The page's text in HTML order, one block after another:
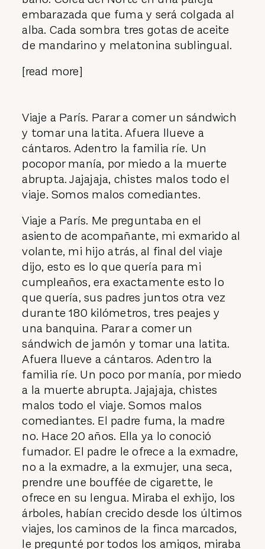
embarazada que fuma y será colgada al
alba. Cada sombra tres gotas de aceite
de mandarino y melatonina sublingual.
[read more]
Viaje a París. Parar a comer un sándwich
y tomar una latita. Afuera llueve a
cántaros. Adentro la familia ríe. Un
pocopor manía, por miedo a la muerte
abrupta. Jajajaja, chistes malos todo el
viaje. Somos malos comediantes.
Viaje a París. Me preguntaba en el
asiento de acompañante, mi exmarido al
volante, mi hijo atrás, al final del viaje
dijo, esto es lo que quería para mi
cumpleaños, era exactamente esto lo
que quería, sus padres juntos otra vez
durante 180 kilómetros, tres peajes y
una banquina. Parar a comer un
sándwich de jamón y tomar una latita.
Afuera llueve a cántaros. Adentro la
familia ríe. Un poco por manía, por miedo
a la muerte abrupta. Jajajaja, chistes
malos todo el viaje. Somos malos
comediantes. El padre fuma, la madre
no. Hace 20 años. Ella ya lo conoció
fumador. El padre le ofrece a la exmadre,
no a la exmadre, a la exmujer, una seca,
prendre une bouffée de cigarette, le
ofrece en su lengua. Miraba el exhijo, los
árboles, habían crecido desde los últimos
viajes, los caminos de la finca marcados,
le pregunté por todos los amigos, miraba